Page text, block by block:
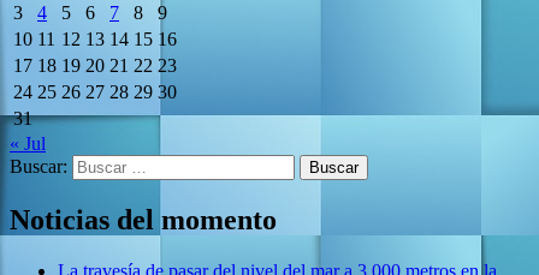
3
4 5 6 7 8
9
10 11 12 13 14 15 16
17 18 19 20 21 22 23
24 25 26 27 28 29 30
31
« Jul
Buscar:
Noticias del momento
La travesía de pasar del nivel del mar a 3.000 metros en la